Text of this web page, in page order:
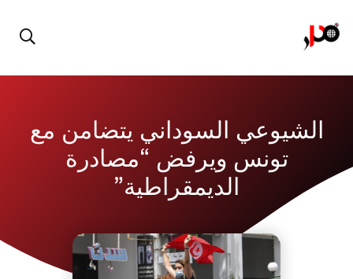
الشيوعي السوداني يتضامن مع
تونس ويرفض “مصادرة
الديمقراطية”